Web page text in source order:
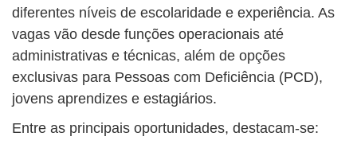
diferentes níveis de escolaridade e experiência. As
vagas vão desde funções operacionais até
administrativas e técnicas, além de opções
exclusivas para Pessoas com Deficiência (PCD),
jovens aprendizes e estagiários.
Entre as principais oportunidades, destacam-se: